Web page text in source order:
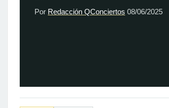
Por Redacción QConciertos 08/06/2025